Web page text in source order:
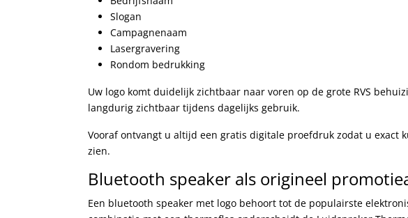
Slogan
Campagnenaam
Lasergravering
Rondom bedrukking
Uw logo komt duidelijk zichtbaar naar voren op de grote RVS
langdurig zichtbaar tijdens dagelijks gebruik.
Vooraf ontvangt u altijd een gratis digitale proefdruk zodat u exact
zien.
Bluetooth speaker als origineel
Een bluetooth speaker met logo behoort tot de populairste